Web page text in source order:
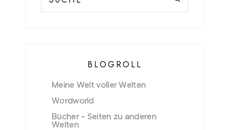
BLOGROLL
Meine Welt voller Welten
Wordworld
Bücher - Seiten zu anderen
Welten